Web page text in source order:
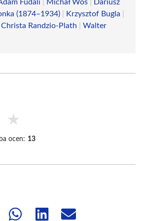
Fudali Michał Woś
Dariusz
(1874–1934) Krzysztof Bugla
Christa Randzio-Plath
Walter
★
ocen: 13
Share
Share
Share